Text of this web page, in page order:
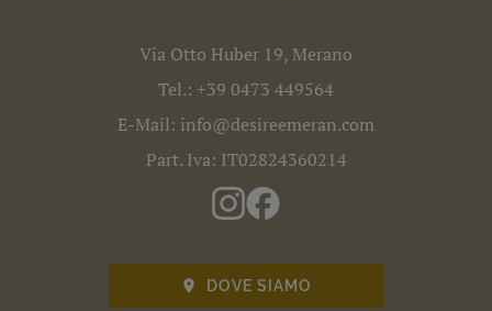
Via Otto Huber 19, Merano
Tel.: +39 0473 449564
E-Mail: info@desireemeran.com
Part. Iva: IT02824360214
 DOVE SIAMO